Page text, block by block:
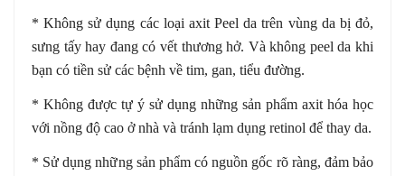
* Không sử dụng các loại axit Peel da trên vùng da bị đỏ,
sưng tấy hay đang có vết thương hở. Và không peel da khi
bạn có tiền sử các bệnh về tim, gan, tiểu đường.
* Không được tự ý sử dụng những sản phẩm axit hóa học
với nồng độ cao ở nhà và tránh lạm dụng retinol để thay da.
* Sử dụng những sản phẩm có nguồn gốc rõ ràng, đảm bảo